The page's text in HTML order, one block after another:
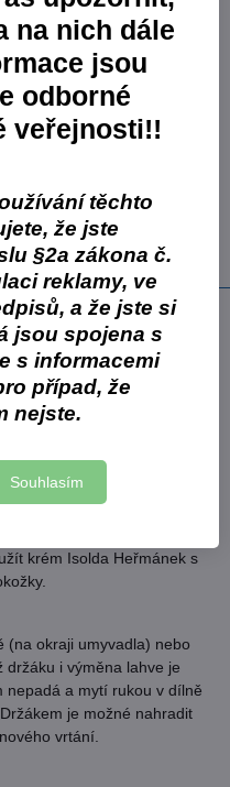
tekutá pasta na ruce 700 g
z tiskařského průmyslu,
krém Isolda Heřmánek s
(na okraji umyvadla) nebo
i výměna lahve je
nepadá a mytí rukou v dílně
je možné nahradit
vrtání.
na nich dále
jsou
odborné
veřejnosti!!
těchto
že jste
§2a zákona č.
reklamy, ve
a že jste si
jsou spojena s
s informacemi
případ, že
nejste.
Souhlasím